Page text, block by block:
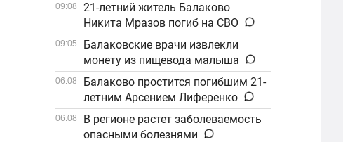
09:08
21-летний житель Балаково
Никита Мразов погиб на СВО
09:05
Балаковские врачи извлекли
монету из пищевода малыша
06.08
Балаково простится погибшим 21-
летним Арсением Лиференко
06.08
В регионе растет заболеваемость
опасными болезнями